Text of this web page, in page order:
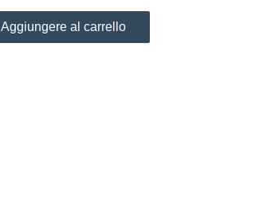
Aggiungere al carrello